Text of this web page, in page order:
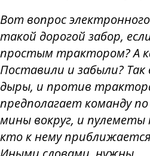
Вот вопрос
такой дорогой забор,
простым трактором? А
Поставили и забыли?
дыры, и против
предполагает команду
мины вокруг, и
кто к нему